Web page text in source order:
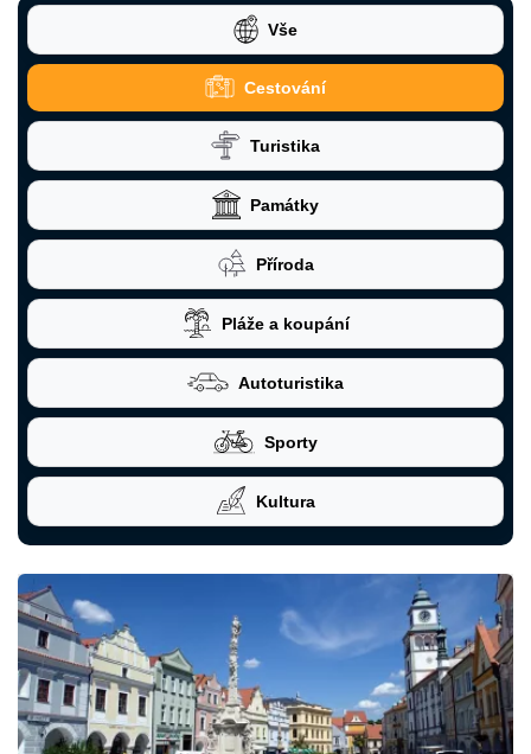
Vše
Cestování
Turistika
Památky
Příroda
Pláže a koupání
Autoturistika
Sporty
Kultura